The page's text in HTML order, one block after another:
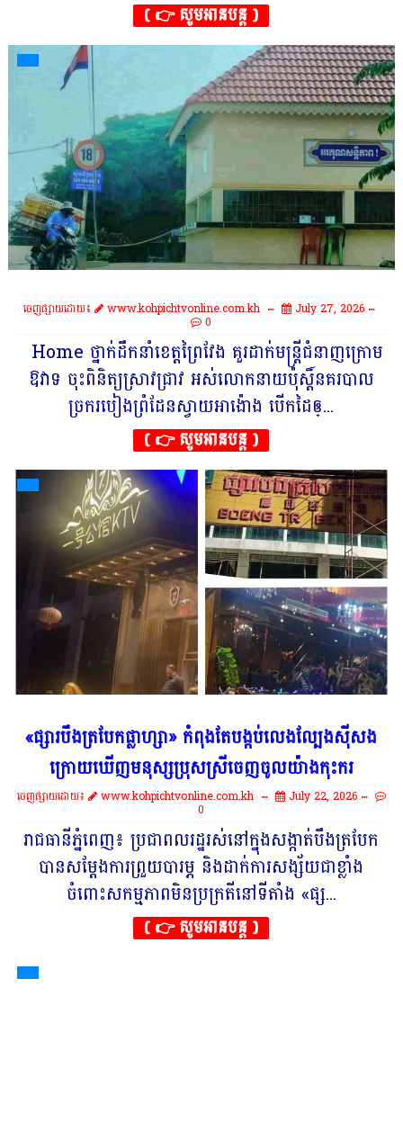
( 👉 សូមអានបន្ត )
ចេញផ្សាយដោយ៖ www.kohpichtvonline.com.kh July 27, 2026
0
Home ថ្នាក់ដឹកនាំខេត្តព្រៃវែង គួរដាក់មន្រ្តីជំនាញក្រោម
ឱវាទ ចុះពិនិត្យស្រាវជ្រាវ អស់លោកនាយប៉ុស្តិ៍នគរបាល
ច្រករបៀងព្រំដែនស្វាយអាង៉ោង បេីកដៃឲ្...
( 👉 សូមអានបន្ត )
«ផ្សារបឹងត្របែកផ្លាហ្សា» កំពុងតែបង្កប់លេងល្បែងស៊ីសង
ក្រោយឃើញមនុស្សប្រុសស្រីចេញចូលយ៉ាងកុះករ
ចេញផ្សាយដោយ៖ www.kohpichtvonline.com.kh July 22, 2026
0
រាជធានីភ្នំពេញ៖ ប្រជាពលរដ្ឋរស់នៅក្នុងសង្កាត់បឹងត្របែក
បានសម្តែងការព្រួយបារម្ភ និងដាក់ការសង្ស័យជាខ្លាំង
ចំពោះសកម្មភាពមិនប្រក្រតីនៅទីតាំង «ផ្ស...
( 👉 សូមអានបន្ត )